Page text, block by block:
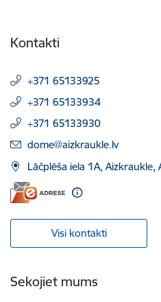
Kontakti
+371 65133925
+371 65133934
+371 65133930
E-pasts:
dome@aizkraukle.lv
Lāčplēša iela 1A, Aizkraukle,
Visi kontakti
Sekojiet mums